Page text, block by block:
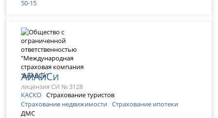
50-15
АйАйСи
лицензия СИ № 3128
КАСКО Страхование туристов
Страхование недвижимости Страхование ипотеки
ДМС